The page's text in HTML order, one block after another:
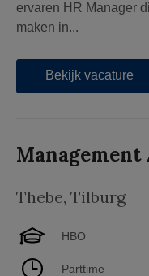
ervaren HR Manager
maken in...
Bekijk vacature
Thebe, Tilburg
HBO
Parttime